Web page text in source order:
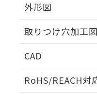
外形図
取りつけ穴加工図
CAD
RoHS/REACH対